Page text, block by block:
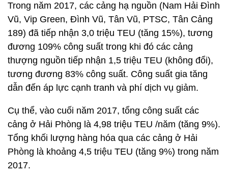
Trong năm 2017, các cảng hạ nguồn (Nam Hải Đình
Vũ, Vip Green, Đình Vũ, Tân Vũ, PTSC, Tân Cảng
189) đã tiếp nhận 3,0 triệu TEU (tăng 15%), tương
đương 109% công suất trong khi đó các cảng
thượng nguồn tiếp nhận 1,5 triệu TEU (không đổi),
tương đương 83% công suất. Công suất gia tăng
dẫn đến áp lực cạnh tranh và phí dịch vụ giảm.
Cụ thể, vào cuối năm 2017, tổng công suất các
cảng ở Hải Phòng là 4,98 triệu TEU /năm (tăng 9%).
Tổng khối lượng hàng hóa qua các cảng ở Hải
Phòng là khoảng 4,5 triệu TEU (tăng 9%) trong năm
2017.